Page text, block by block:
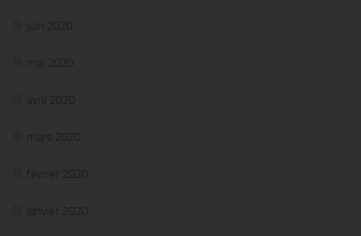
juin 2020
mai 2020
avril 2020
mars 2020
février 2020
janvier 2020